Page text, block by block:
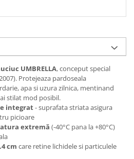
UMBRELLA, conceput special
Protejeaza pardoseala
apa si uzura zilnica, mentinand
stilat mod posibil.
integrat- suprafata striata asigura
picioare
extremă (-40°C pana la +80°C)
cm care retine lichidele si particulele